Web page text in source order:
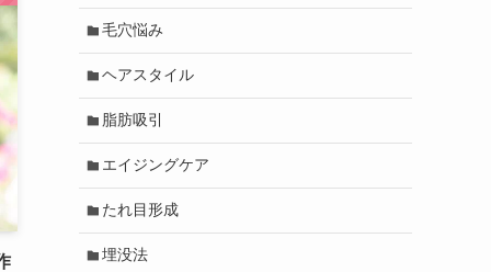
毛穴悩み
ヘアスタイル
脂肪吸引
エイジングケア
たれ目形成
埋没法